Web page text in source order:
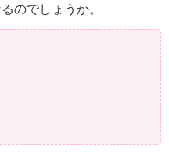
のでしょうか。